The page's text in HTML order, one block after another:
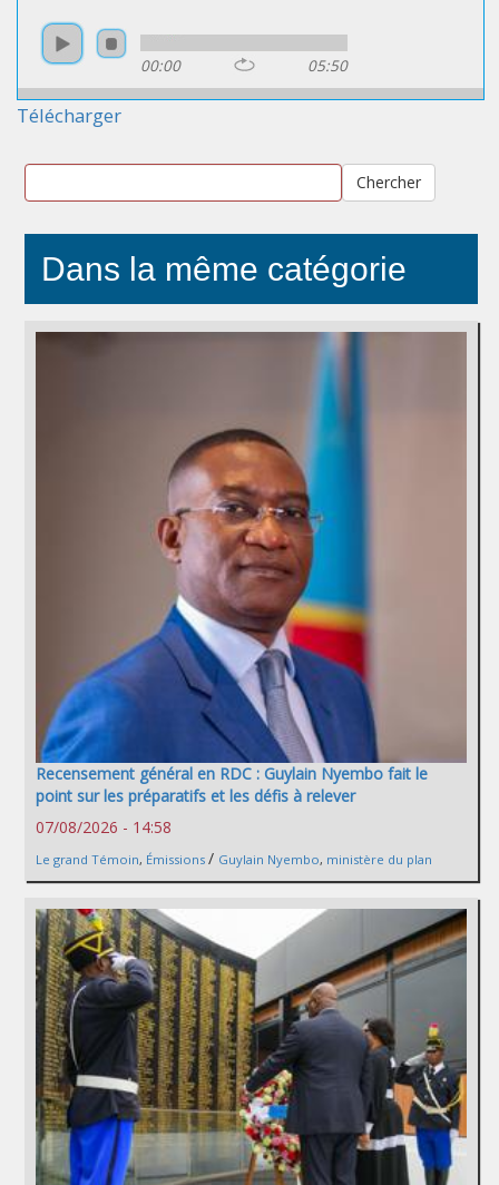
00:00 05:50
Télécharger
Chercher
Dans la même catégorie
Recensement général en RDC : Guylain Nyembo fait le
point sur les préparatifs et les défis à relever
07/08/2026 - 14:58
Le grand Témoin, Émissions / Guylain Nyembo, ministère du plan